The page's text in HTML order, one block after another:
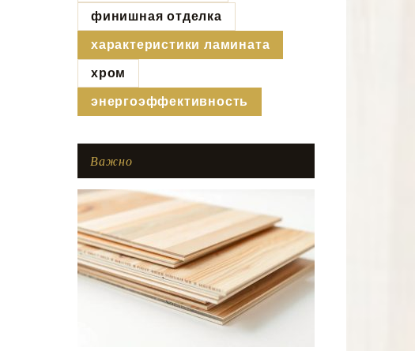
финишная отделка
характеристики ламината
хром
энергоэффективность
Важно